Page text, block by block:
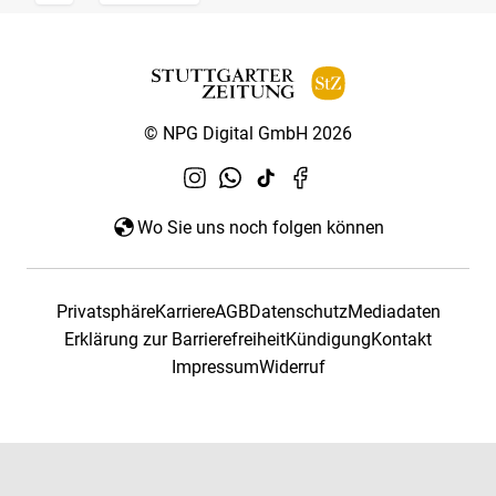
© NPG Digital GmbH 2026
Wo Sie uns noch folgen können
PrivatsphäreKarriereAGBDatenschutzMediadaten
Erklärung zur BarrierefreiheitKündigungKontakt
ImpressumWiderruf